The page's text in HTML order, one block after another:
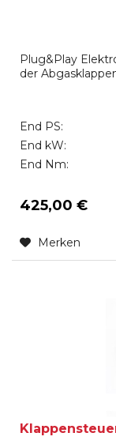
Plug&Play
der
End PS:
End kW:
End Nm:
425,00 €
Merken